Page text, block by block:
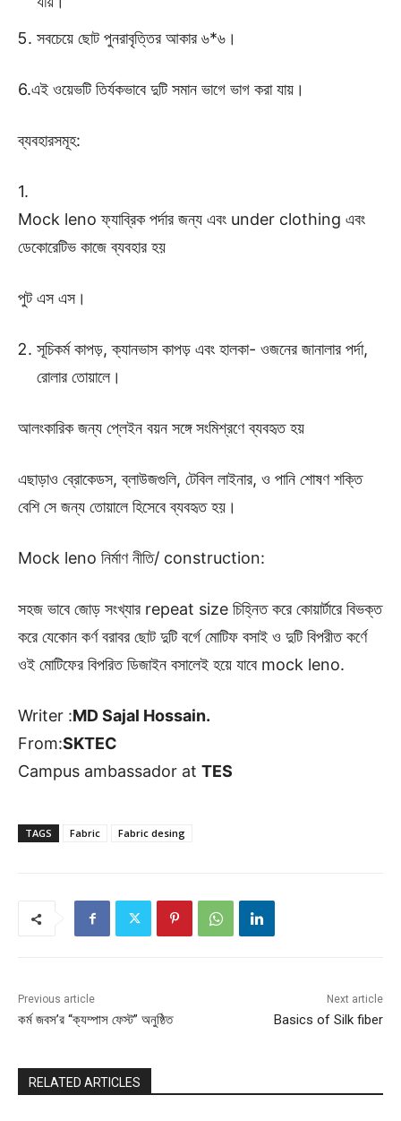
সবচেয়ে ছোট পুনরাবৃত্তির আকার ৬*৬।
6.এই ওয়েভটি তির্যকভাবে দুটি সমান ভাগে ভাগ করা যায়।
ব্যবহারসমূহ:
1.
Mock leno ফ্যাব্রিক পর্দার জন্য এবং under clothing এবং
ডেকোরেটিভ কাজে ব্যবহার হয়
পুট এস এস।
সূচিকর্ম কাপড়, ক্যানভাস কাপড় এবং হালকা- ওজনের জানালার পর্দা,
রোলার তোয়ালে।
আলংকারিক জন্য প্লেইন বয়ন সঙ্গে সংমিশ্রণে ব্যবহৃত হয়
এছাড়াও ব্রোকেডস, ব্লাউজগুলি, টেবিল লাইনার, ও পানি শোষণ শক্তি
বেশি সে জন্য তোয়ালে হিসেবে ব্যবহৃত হয়।
Mock leno নির্মাণ নীতি/ construction:
সহজ ভাবে জোড় সংখ্যার repeat size চিহ্নিত করে কোয়ার্টারে বিভক্ত
করে যেকোন কর্ণ বরাবর ছোট দুটি বর্গে মোটিফ বসাই ও দুটি বিপরীত কর্ণে
ওই মোটিফের বিপরিত ডিজাইন বসালেই হয়ে যাবে mock leno.
Writer :MD Sajal Hossain.
From:SKTEC
Campus ambassador at TES
TAGS Fabric Fabric desing
Previous article
কর্ম জবস’র “ক্যম্পাস ফেস্ট” অনুষ্ঠিত
Next article
Basics of Silk fiber
RELATED ARTICLES